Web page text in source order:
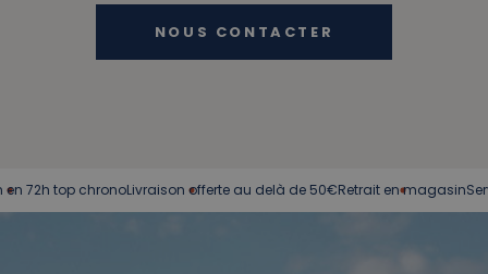
NOUS CONTACTER
top chronoLivraison offerte au delà de 50€Retrait en magasinService